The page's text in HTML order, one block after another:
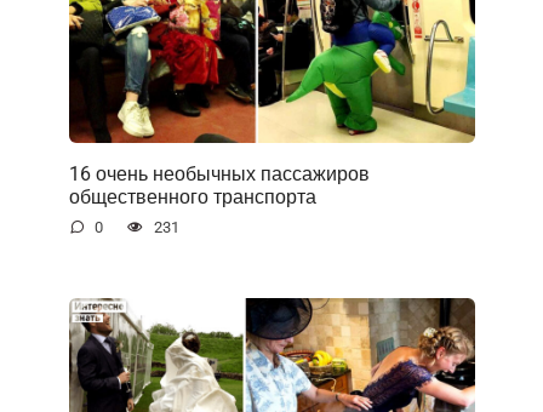
16 очень необычных пассажиров
общественного транспорта
0 231